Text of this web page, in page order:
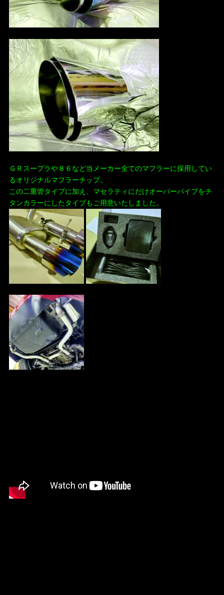
ＧＲスープラや８６など当メーカー全てのマフラーに採用してい
るオリジナルマフラーチップ。
この二重管タイプに加え、マセラティにだけオーバーパイプをチ
タンカラーにしたタイプもご用意いたしました。